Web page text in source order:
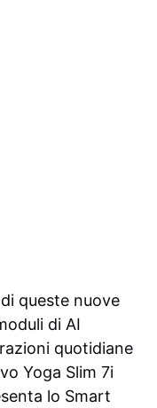
queste nuove
di AI
quotidiane
Yoga Slim 7i
lo Smart